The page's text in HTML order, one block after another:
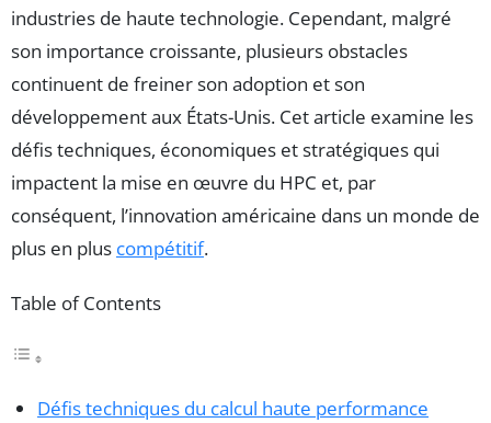
industries de haute technologie. Cependant, malgré
son importance croissante, plusieurs obstacles
continuent de freiner son adoption et son
développement aux États-Unis. Cet article examine les
défis techniques, économiques et stratégiques qui
impactent la mise en œuvre du HPC et, par
conséquent, l’innovation américaine dans un monde de
plus en plus compétitif.
Table of Contents
Défis techniques du calcul haute performance